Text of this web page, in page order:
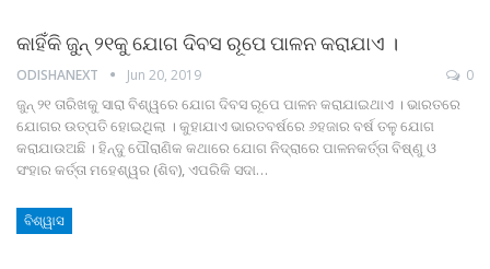
କାହିଁକି ଜୁନ୍‌ ୨୧କୁ ଯୋଗ ଦିବସ ରୂପେ ପାଳନ କରାଯାଏ ।
ODISHANEXT Jun 20, 2019 0
ଜୁନ୍‌ ୨୧ ତାରିଖକୁ ସାରା ବିଶ୍ୱରେ ଯୋଗ ଦିବସ ରୂପେ ପାଳନ କରାଯାଇଥାଏ । ଭାରତରେ
ଯୋଗର ଉତ୍ପତି ହୋଇଥିଲା । କୁହାଯାଏ ଭାରତବର୍ଷରେ ୬ହଜାର ବର୍ଷ ତଳୁ ଯୋଗ
କରାଯାଉଅଛି । ହିନ୍ଦୁ ପୌରାଣିକ କଥାରେ ଯୋଗ ନିଦ୍ରାରେ ପାଳନକର୍ତ୍ତା ବିଷ୍ଣୁ ଓ
ସଂହାର କର୍ତ୍ତା ମହେଶ୍ୱର (ଶିବ), ଏପରିକି ସଦା…
ବିଶ୍ୱାସ